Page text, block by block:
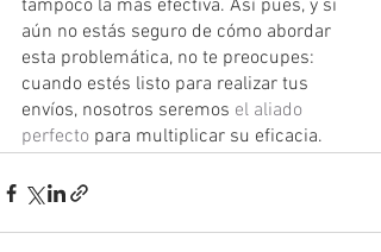
tampoco la más efectiva. Así pues, y si
aún no estás seguro de cómo abordar
esta problemática, no te preocupes:
cuando estés listo para realizar tus
envíos, nosotros seremos el aliado
perfecto para multiplicar su eficacia.